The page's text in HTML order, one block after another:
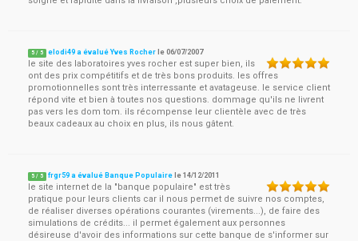
5 / 5 elodi49 a évalué Yves Rocher le06/07/2007
le site des laboratoires yves rocher est super bien, ils
ont des prix compétitifs et de très bons produits. les offres
promotionnelles sont très interressante et avatageuse. le service client
répond vite et bien à toutes nos questions. dommage qu'ils ne livrent
pas vers les dom tom. ils récompense leur clientèle avec de très
beaux cadeaux au choix en plus, ils nous gâtent.
5 / 5 frgr59 a évalué Banque Populaire le14/12/2011
le site internet de la "banque populaire" est très
pratique pour leurs clients car il nous permet de suivre nos comptes,
de réaliser diverses opérations courantes (virements...), de faire des
simulations de crédits... il permet également aux personnes
désireuse d'avoir des informations sur cette banque de s'informer sur